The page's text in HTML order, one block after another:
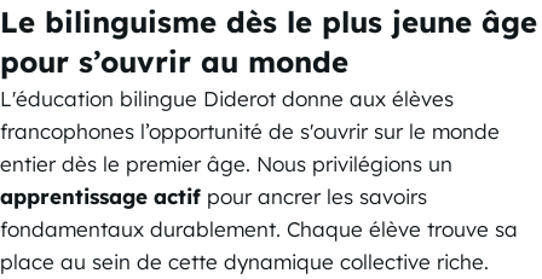
Le bilinguisme dès le plus jeune âge
pour s’ouvrir au monde
L'éducation bilingue Diderot donne aux élèves
francophones l’opportunité de s'ouvrir sur le monde
entier dès le premier âge. Nous privilégions un
apprentissage actif pour ancrer les savoirs
fondamentaux durablement. Chaque élève trouve sa
place au sein de cette dynamique collective riche.